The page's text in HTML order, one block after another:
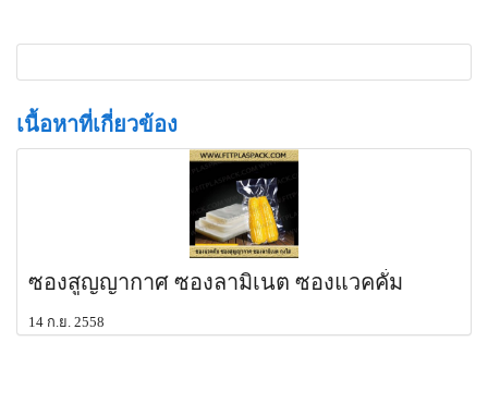
เนื้อหาที่เกี่ยวข้อง
ซองสูญญากาศ ซองลามิเนต ซองแวคคั่ม
14 ก.ย. 2558